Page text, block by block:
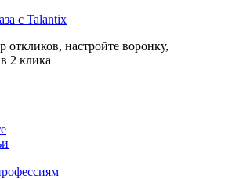
с Talantix
откликов, настройте воронку,
2 клика